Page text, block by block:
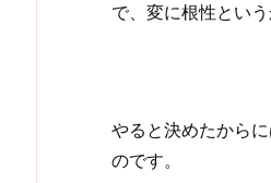
で、変に根性とい
やると決めたから
のです。